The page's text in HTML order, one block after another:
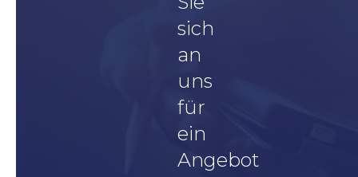
sich
an
uns
für
ein
Angebot